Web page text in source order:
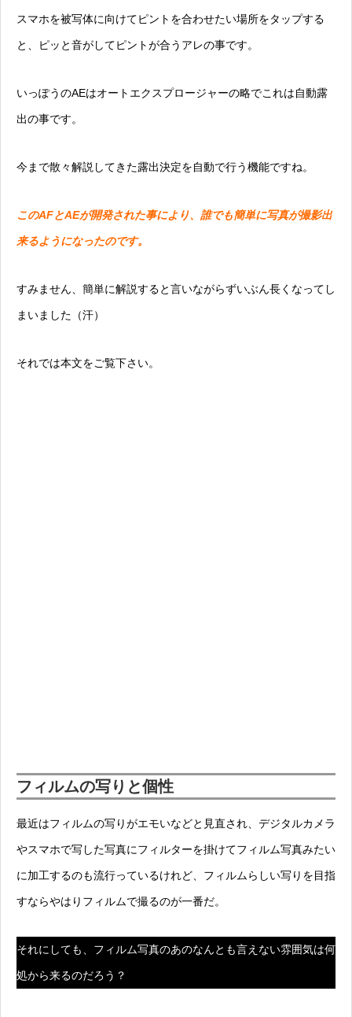
スマホを被写体に向けてピントを合わせたい場所をタップする
と、ピッと音がしてピントが合うアレの事です。
いっぽうのAEはオートエクスプロージャーの略でこれは自動露
出の事です。
今まで散々解説してきた露出決定を自動で行う機能ですね。
このAFとAEが開発された事により、誰でも簡単に写真が撮影出
来るようになったのです。
すみません、簡単に解説すると言いながらずいぶん長くなってし
まいました（汗）
それでは本文をご覧下さい。
フィルムの写りと個性
最近はフィルムの写りがエモいなどと見直され、デジタルカメラ
やスマホで写した写真にフィルターを掛けてフィルム写真みたい
に加工するのも流行っているけれど、 フィルムらしい写りを目指
すならやはりフィルムで撮るのが一番だ。
それにしても、フィルム写真のあのなんとも言えない雰囲気は何
処から来るのだろう？